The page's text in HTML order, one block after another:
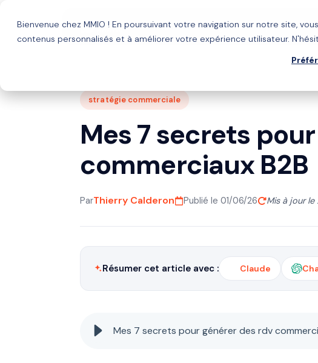
Bienvenue chez MMIO ! En poursuivant votre navigation sur notre site,
contenus personnalisés et à améliorer votre expérience utilisateur.
Solutions Agence HubSpot
stratégie commerciale
Mes 7 secrets
commerciaux B2B
ParThierry Calderon Publié le 01/06/26 Mis à jour
Résumer cet article avec : Claude
Mes 7 secrets pour générer des rdv